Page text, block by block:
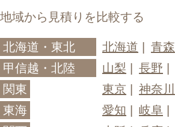
地域から見積りを比較する
北海道・東北 北海道 青森
甲信越・北陸
山梨 長野
関東
東京 神奈川
東海
愛知 岐阜